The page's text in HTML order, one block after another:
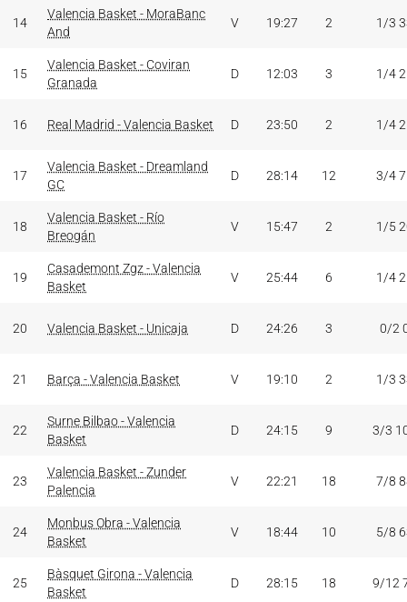
14
Valencia Basket - MoraBanc
And
V 19:27 2 1/3
15
Valencia Basket - Coviran
Granada
D 12:03 3 1/4
16 Real Madrid - Valencia Basket D 23:50 2 1/4
17
Valencia Basket - Dreamland
GC
D 28:14 12 3/4
18
Valencia Basket - Río
Breogán
V 15:47 2 1/5
19
Casademont Zgz - Valencia
Basket
V 25:44 6 1/4
20 Valencia Basket - Unicaja D 24:26 3 0/2
21 Barça - Valencia Basket V 19:10 2 1/3
22
Surne Bilbao - Valencia
Basket
D 24:15 9 3/3
23
Valencia Basket - Zunder
Palencia
V 22:21 18 7/8
24
Monbus Obra - Valencia
Basket
V 18:44 10 5/8
25
Bàsquet Girona - Valencia
Basket
D 28:15 18 9/12